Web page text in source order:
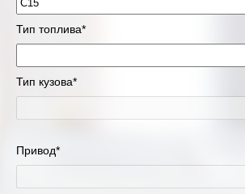
Тип топлива*
Тип кузова*
Привод*